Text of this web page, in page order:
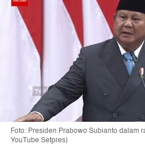
Foto: Presiden Prabowo Subianto dalam
YouTube Setpres)